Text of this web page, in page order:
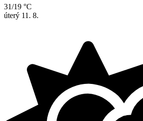
31/19 °C
úterý 11. 8.